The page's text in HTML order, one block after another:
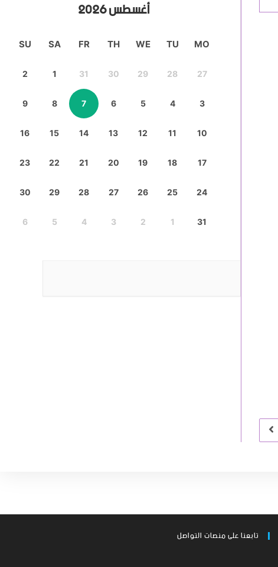
أغسطس 2026
MO
TU
WE
TH
FR
SA
SU
27
28
29
30
31
1
2
3
4
5
6
7
8
9
10
11
12
13
14
15
16
17
18
19
20
21
22
23
24
25
26
27
28
29
30
31
1
2
3
4
5
6
تابعنا على منصات التواصل